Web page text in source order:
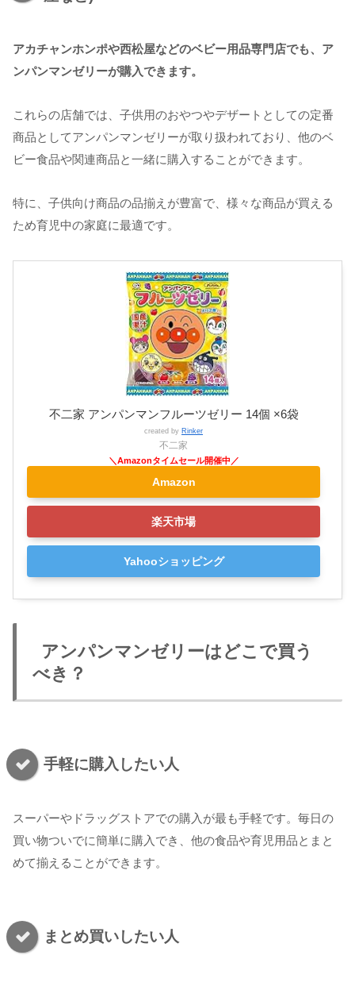
アカチャンホンポや西松屋などのベビー用品専門店でも、ア
ンパンマンゼリーが購入できます。
これらの店舗では、子供用のおやつやデザートとしての定番
商品としてアンパンマンゼリーが取り扱われており、他のベ
ビー食品や関連商品と一緒に購入することができます。
特に、子供向け商品の品揃えが豊富で、様々な商品が買える
ため育児中の家庭に最適です。
不二家 アンパンマンフルーツゼリー 14個 ×6袋
created by Rinker
不二家
Amazon
楽天市場
Yahooショッピング
アンパンマンゼリーはどこで買う
べき？
手軽に購入したい人
スーパーやドラッグストアでの購入が最も手軽です。毎日の
買い物ついでに簡単に購入でき、他の食品や育児用品とまと
めて揃えることができます。
まとめ買いしたい人